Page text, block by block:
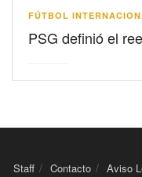
FÚTBOL
PSG definió el
Staff Contacto Aviso